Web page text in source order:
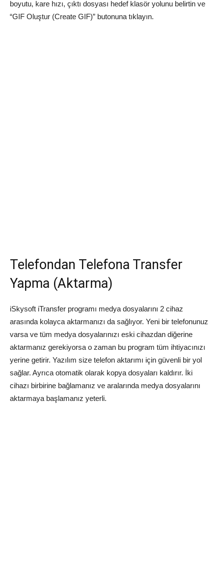
boyutu, kare hızı, çıktı dosyası hedef klasör yolunu belirtin ve
“GIF Oluştur (Create GIF)” butonuna tıklayın.
Telefondan Telefona Transfer
Yapma (Aktarma)
iSkysoft iTransfer programı medya dosyalarını 2 cihaz
arasında kolayca aktarmanızı da sağlıyor. Yeni bir telefonunuz
varsa ve tüm medya dosyalarınızı eski cihazdan diğerine
aktarmanız gerekiyorsa o zaman bu program tüm ihtiyacınızı
yerine getirir. Yazılım size telefon aktarımı için güvenli bir yol
sağlar. Ayrıca otomatik olarak kopya dosyaları kaldırır. İki
cihazı birbirine bağlamanız ve aralarında medya dosyalarını
aktarmaya başlamanız yeterli.